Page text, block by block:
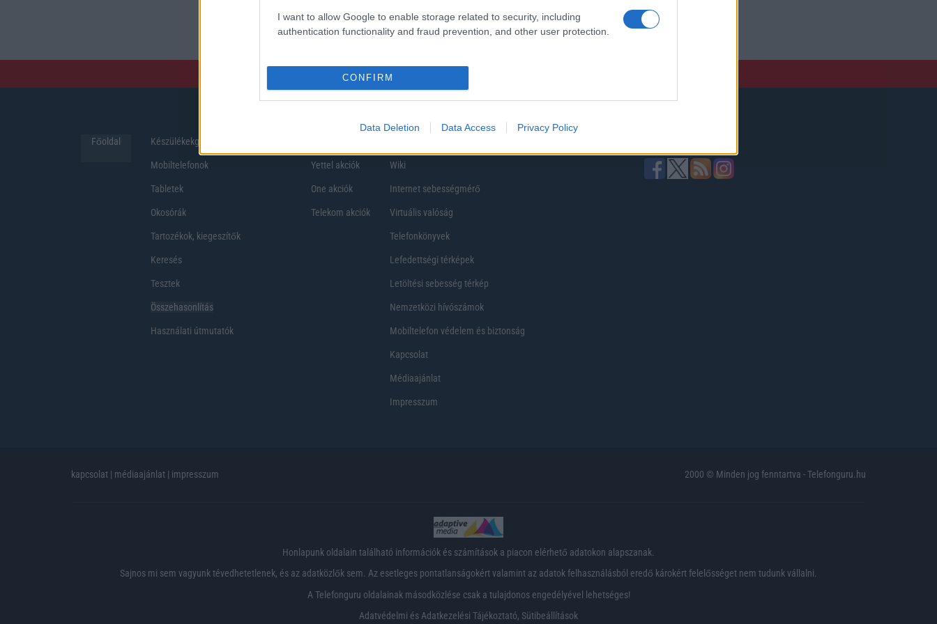
I want to allow Google to enable storage related to security, including
authentication functionality and fraud prevention, and other user protection.
CONFIRM
Data Deletion Data Access Privacy Policy
preferenciákkal rendelkezik, így a választásuk eltérhet. Azonban azok, akik számára fontos a nagyobb kijelző,
Főoldal Készülékekguru
Mobiltelefonok
Tabletek
Okosórák
Tartozékok, kiegeszítők
Keresés
Tesztek
Összehasonlítás
Használati útmutatók
Yettel akciók
One akciók
Telekom akciók
Wiki
Internet sebességmérő
Virtuális valóság
Telefonkönyvek
Lefedettségi térképek
Letöltési sebesség térkép
Nemzetközi hívószámok
Mobiltelefon védelem és biztonság
Kapcsolat
Médiaajánlat
Impresszum
kapcsolat | médiaajánlat | impresszum 2000 © Minden jog fenntartva - Telefonguru.hu
Honlapunk oldalain található információk és számítások a piacon elérhető adatokon alapszanak.
Sajnos mi sem vagyunk tévedhetetlenek, és az adatközlők sem. Az esetleges pontatlanságokért valamint az adatok felhasználásból eredő károkért felelősséget nem tudunk vállalni.
A Telefonguru oldalainak másodközlése csak a tulajdonos engedélyével lehetséges!
Adatvédelmi és Adatkezelési Tájékoztató, Sütibeállítások